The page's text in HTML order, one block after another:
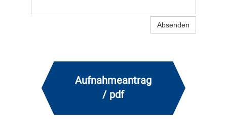
Absenden
Aufnahmeantrag
/ pdf